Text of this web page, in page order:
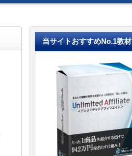
当サイトおすすめNo.1教材